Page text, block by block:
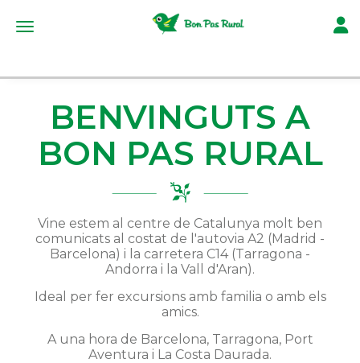
Toggle navigation
BENVINGUTS A
BON PAS RURAL
Vine estem al centre de Catalunya molt ben
comunicats al costat de l'autovia A2 (Madrid -
Barcelona) i la carretera C14 (Tarragona -
Andorra i la Vall d'Aran).
Ideal per fer excursions amb familia o amb els
amics.
A una hora de Barcelona, Tarragona, Port
Aventura i La Costa Daurada.